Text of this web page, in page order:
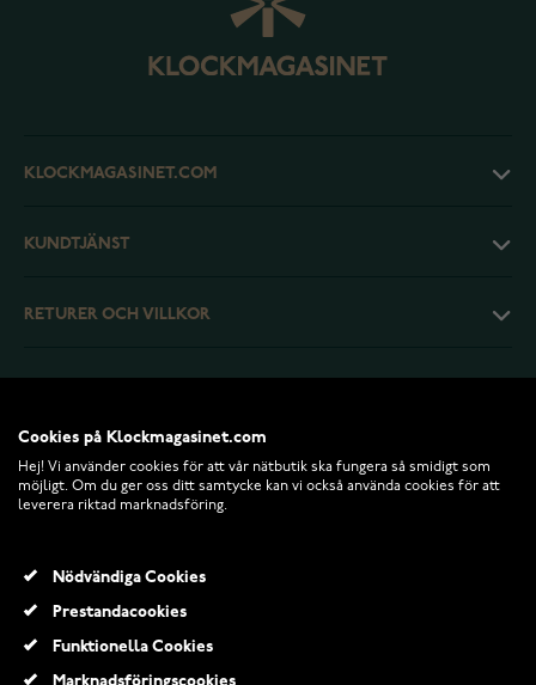
KLOCKMAGASINET.COM
KUNDTJÄNST
RETURER OCH VILLKOR
© 2026 Klockmagasinet.com
Cookies på Klockmagasinet.com
Hej! Vi använder cookies för att vår nätbutik ska fungera så smidigt som
möjligt. Om du ger oss ditt samtycke kan vi också använda cookies för att
leverera riktad marknadsföring.
Nödvändiga Cookies
Prestandacookies
Funktionella Cookies